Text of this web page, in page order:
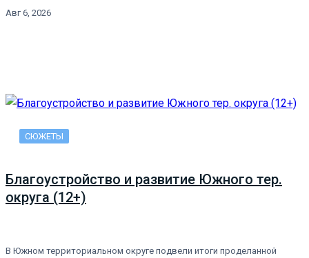
Авг 6, 2026
СЮЖЕТЫ
Благоустройство и развитие Южного тер.
округа (12+)
В Южном территориальном округе подвели итоги проделанной